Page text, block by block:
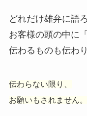
どれだけ雄弁に語
お客様の頭の中に
伝わるものも伝わ
伝わらない限り、
お願いもされません。